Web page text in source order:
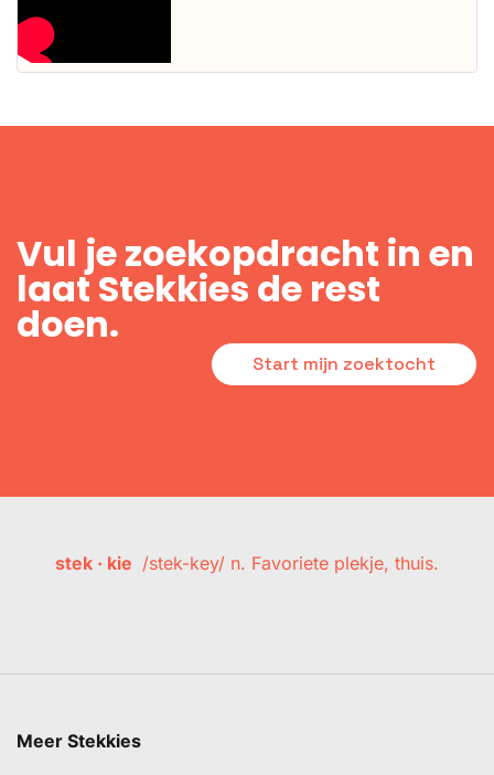
Vul je zoekopdracht in en
laat Stekkies de rest
doen.
Start mijn zoektocht
stek · kie /stek-key/ n. Favoriete plekje, thuis.
Meer Stekkies